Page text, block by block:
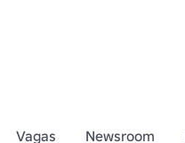
Vagas Newsroom